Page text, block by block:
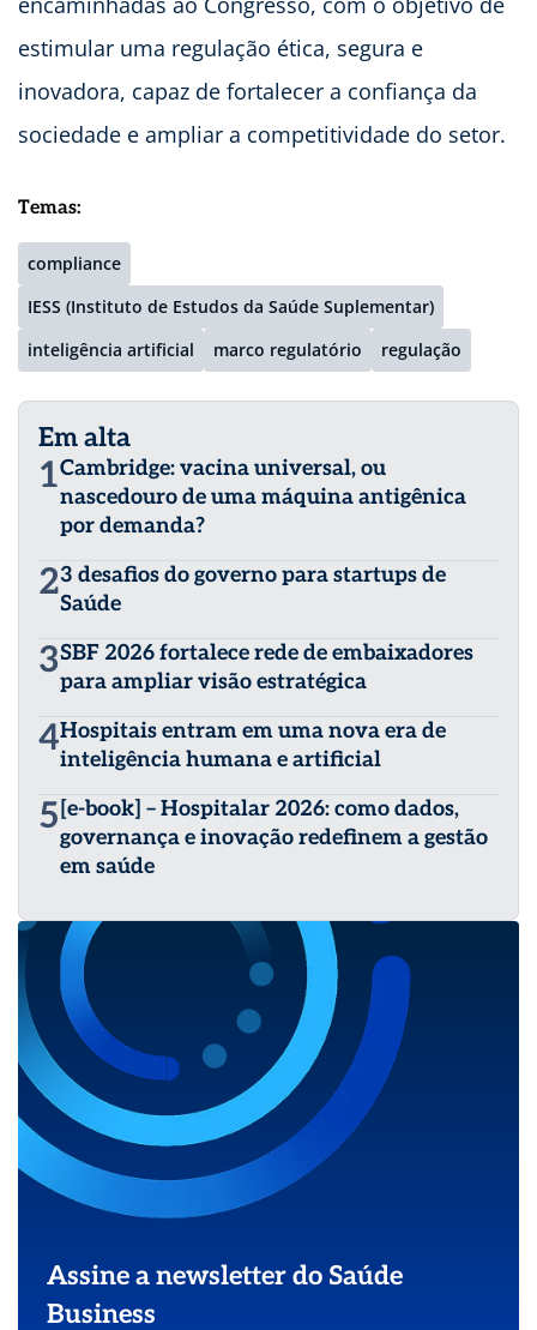
estimular uma regulação ética, segura e
inovadora, capaz de fortalecer a confiança da
sociedade e ampliar a competitividade do setor.
Temas:
compliance
IESS (Instituto de Estudos da Saúde Suplementar)
inteligência artificial
marco regulatório regulação
Em alta
1Cambridge: vacina universal, ou
nascedouro de uma máquina antigênica
por demanda?
23 desafios do governo para startups de
Saúde
3SBF 2026 fortalece rede de embaixadores
para ampliar visão estratégica
4Hospitais entram em uma nova era de
inteligência humana e artificial
5 [e-book] – Hospitalar 2026: como dados,
governança e inovação redefinem a gestão
em saúde
Assine a newsletter do Saúde
Business